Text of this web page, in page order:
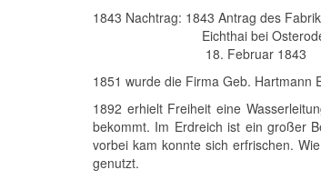
1843 Nachtrag: 1843 Antrag des
Eichthai bei
18. Februar
1851 wurde die Firma Geb. Hartmann
1892 erhielt Freiheit eine
bekommt. Im Erdreich ist ein großer
vorbei kam konnte sich erfrischen.
genutzt.